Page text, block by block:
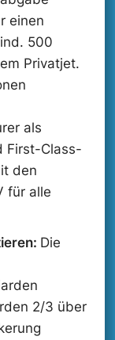
einen
500
Privatjet.
als
First-Class-
den
für alle
Die
2/3 über